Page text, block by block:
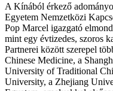
A Kínából érkező
Egyetem Nemzetközi
Pop Marcel igazgató
mint egy évtizedes, szoros
Partnerei között szerepel
Chinese Medicine, a
University of Traditional
University, a Zhejiang